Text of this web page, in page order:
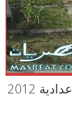
جدول امتحانات الشهادة الاعدادية 2012